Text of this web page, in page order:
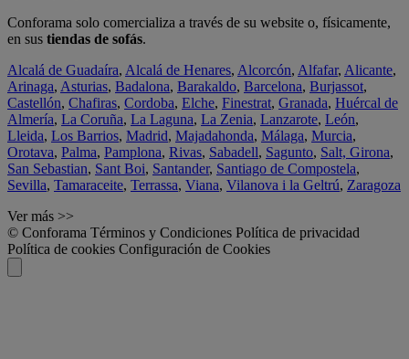
Conforama solo comercializa a través de su website o, físicamente,
en sus tiendas de sofás.
Alcalá de Guadaíra, Alcalá de Henares, Alcorcón, Alfafar, Alicante,
Arinaga, Asturias, Badalona, Barakaldo, Barcelona, Burjassot,
Castellón, Chafiras, Cordoba, Elche, Finestrat, Granada, Huércal de
Almería, La Coruña, La Laguna, La Zenia, Lanzarote, León,
Lleida, Los Barrios, Madrid, Majadahonda, Málaga, Murcia,
Orotava, Palma, Pamplona, Rivas, Sabadell, Sagunto, Salt, Girona,
San Sebastian, Sant Boi, Santander, Santiago de Compostela,
Sevilla, Tamaraceite, Terrassa, Viana, Vilanova i la Geltrú, Zaragoza
Ver más >>
© Conforama Términos y Condiciones Política de privacidad
Política de cookies Configuración de Cookies